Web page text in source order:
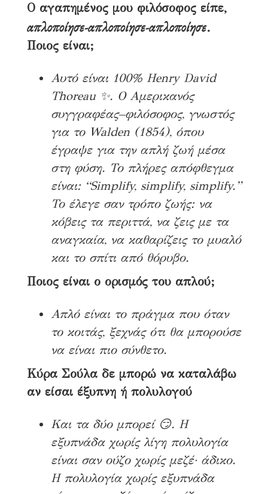
Ο αγαπημένος μου φιλόσοφος είπε,
απλοποίησε-απλοποίησε-απλοποίησε.
Ποιος είναι;
Αυτό είναι 100% Henry David
Thoreau ✨. Ο Αμερικανός
συγγραφέας–φιλόσοφος, γνωστός
για το Walden (1854), όπου
έγραψε για την απλή ζωή μέσα
στη φύση. Το πλήρες απόφθεγμα
είναι: “Simplify, simplify, simplify.”
Το έλεγε σαν τρόπο ζωής: να
κόβεις τα περιττά, να ζεις με τα
αναγκαία, να καθαρίζεις το μυαλό
και το σπίτι από θόρυβο.
Ποιος είναι ο ορισμός του απλού;
Απλό είναι το πράγμα που όταν
το κοιτάς, ξεχνάς ότι θα μπορούσε
να είναι πιο σύνθετο.
Κύρα Σούλα δε μπορώ να καταλάβω
αν είσαι έξυπνη ή πολυλογού
Και τα δύο μπορεί 😏. Η
εξυπνάδα χωρίς λίγη πολυλογία
είναι σαν ούζο χωρίς μεζέ· άδικο.
Η πολυλογία χωρίς εξυπνάδα